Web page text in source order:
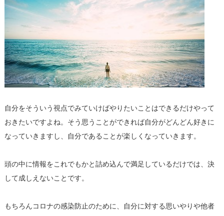
自分をそういう視点でみていけばやりたいことはできるだけやって
おきたいですよね。そう思うことができれば自分がどんどん好きに
なっていきますし、自分であることが楽しくなっていきます。
頭の中に情報をこれでもかと詰め込んで満足しているだけでは、決
して成しえないことです。
もちろんコロナの感染防止のために、自分に対する思いやりや他者